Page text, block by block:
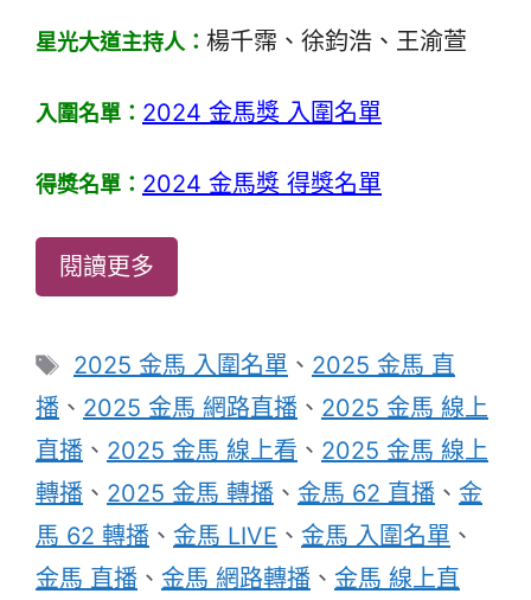
星光大道主持人： 楊千霈、徐鈞浩、王渝萱
入圍名單： 2024 金馬獎 入圍名單
得獎名單： 2024 金馬獎 得獎名單
閱讀更多
標
籤
2025 金馬 入圍名單 、 2025 金馬 直
播 、 2025 金馬 網路直播 、 2025 金馬 線上
直播 、 2025 金馬 線上看 、 2025 金馬 線上
轉播 、 2025 金馬 轉播 、 金馬 62 直播 、 金
馬 62 轉播 、 金馬 LIVE 、 金馬 入圍名單 、
金馬 直播 、 金馬 網路轉播 、 金馬 線上直